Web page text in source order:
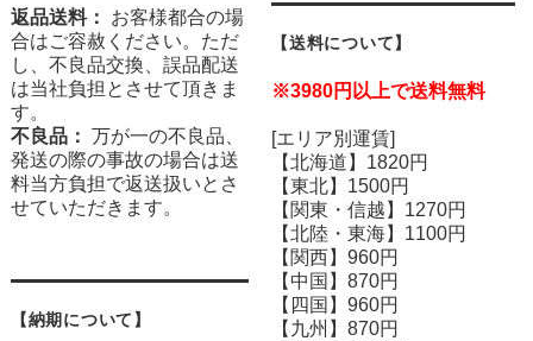
返品送料： お客様都合の場
合はご容赦ください。ただ
し、不良品交換、誤品配送
は当社負担とさせて頂きま
す。
不良品： 万が一の不良品、
発送の際の事故の場合は送
料当方負担で返送扱いとさ
せていただきます。
【納期について】
【送料について】
※3980円以上で送料無料
[エリア別運賃]
【北海道】1820円
【東北】1500円
【関東・信越】1270円
【北陸・東海】1100円
【関西】960円
【中国】870円
【四国】960円
【九州】870円